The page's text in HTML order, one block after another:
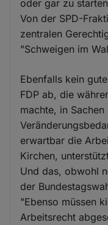
oder gar zu
Von der SPD-
zentralen
"Schweigen im
Ebenfalls kein
FDP ab, die
machte, in
erwartbar die
Kirchen,
Und das, obwohl
der
"Ebenso müssen
Arbeitsrecht